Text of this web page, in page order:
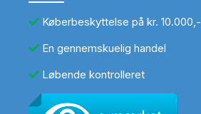
Køberbeskyttelse på kr. 10.000,-
En gennemskuelig handel
Løbende kontrolleret